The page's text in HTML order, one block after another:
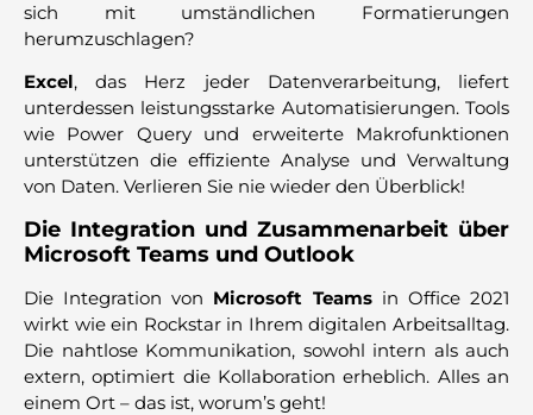
sich mit umständlichen Formatierungen
herumzuschlagen?
Excel, das Herz jeder Datenverarbeitung, liefert
unterdessen leistungsstarke Automatisierungen. Tools
wie Power Query und erweiterte Makrofunktionen
unterstützen die effiziente Analyse und Verwaltung
von Daten. Verlieren Sie nie wieder den Überblick!
Die Integration und Zusammenarbeit über
Microsoft Teams und Outlook
Die Integration von Microsoft Teamsin Office 2021
wirkt wie ein Rockstar in Ihrem digitalen Arbeitsalltag.
Die nahtlose Kommunikation, sowohl intern als auch
extern, optimiert die Kollaboration erheblich. Alles an
einem Ort – das ist, worum’s geht!